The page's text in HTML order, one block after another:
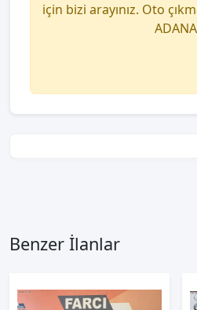
için bizi arayınız. Oto
ADANA
Benzer İlanlar